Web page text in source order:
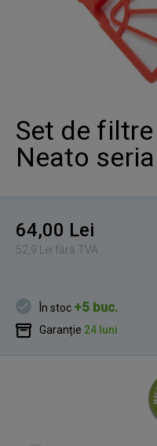
Set de
Neato
64,00 Lei
52,9 Lei fără TVA
În stoc +5 buc.
Garanție 24 luni